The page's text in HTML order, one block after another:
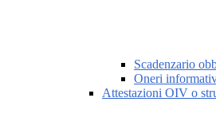
Scadenzario
Oneri
Attestazioni OIV o